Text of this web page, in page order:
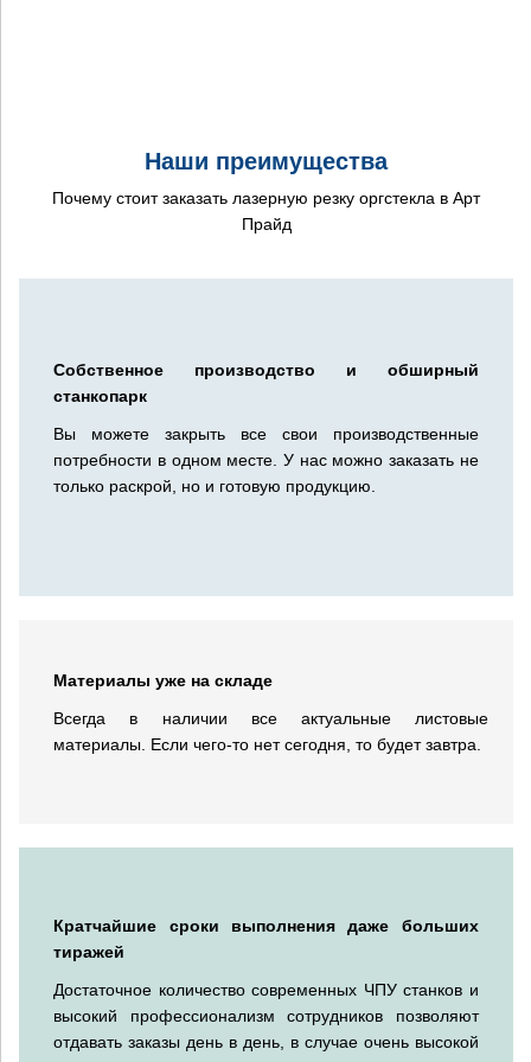
Наши преимущества
Почему стоит заказать лазерную резку оргстекла в Арт
Прайд
Собственное производство и обширный
станкопарк
Вы можете закрыть все свои производственные
потребности в одном месте. У нас можно заказать не
только раскрой, но и готовую продукцию.
Материалы уже на складе
Всегда в наличии все актуальные листовые
материалы. Если чего-то нет сегодня, то будет завтра.
Кратчайшие сроки выполнения даже больших
тиражей
Достаточное количество современных ЧПУ станков и
высокий профессионализм сотрудников позволяют
отдавать заказы день в день, в случае очень высокой